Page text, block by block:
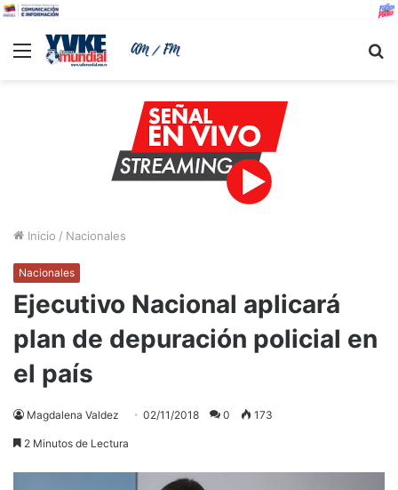
Menu
Inicio / Nacionales
Nacionales
Ejecutivo Nacional aplicará
plan de depuración policial en
el país
Magdalena Valdez 02/11/2018 0 173
2 Minutos de Lectura